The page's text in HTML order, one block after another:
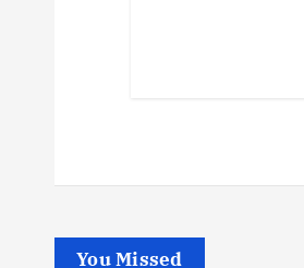
You Missed